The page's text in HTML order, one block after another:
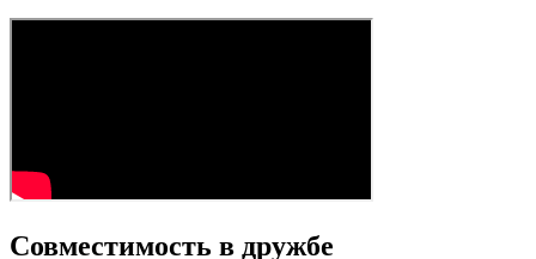
Совместимость в дружбе